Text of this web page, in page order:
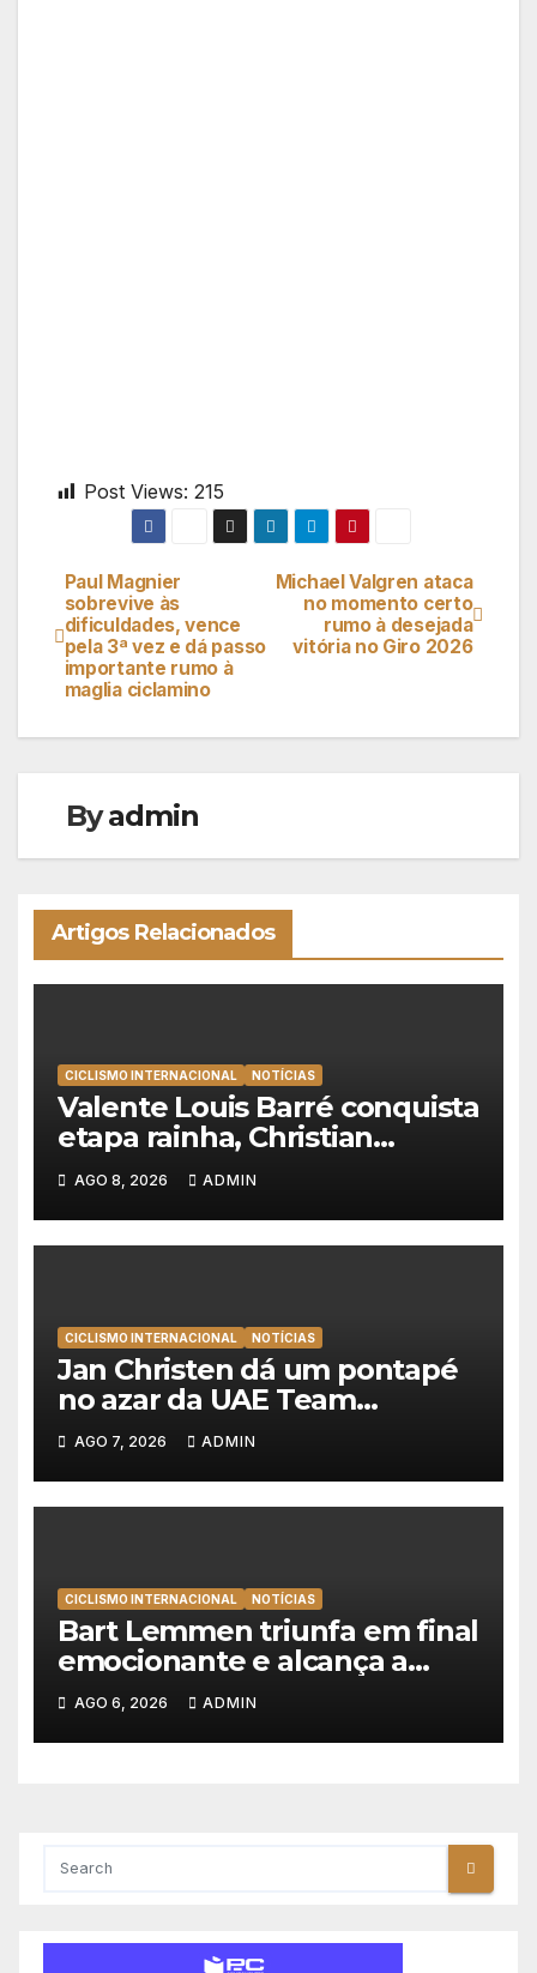
Post Views: 215
Navegação
de
artigos
Michael Valgren ataca
no momento certo
rumo à desejada
vitória no Giro 2026
Paul Magnier
sobrevive às
dificuldades, vence
pela 3ª vez e dá passo
importante rumo à
maglia ciclamino
Byadmin
Artigos Relacionados
CICLISMO INTERNACIONAL NOTÍCIAS
Valente Louis Barré conquista
etapa rainha, Christian
Scaroni é o novo líder da
Volta a Polónia
AGO 8, 2026 ADMIN
CICLISMO INTERNACIONAL NOTÍCIAS
Jan Christen dá um pontapé
no azar da UAE Team
Emirates e vence na Volta a
Polónia
AGO 7, 2026 ADMIN
CICLISMO INTERNACIONAL NOTÍCIAS
Bart Lemmen triunfa em final
emocionante e alcança a
primeira vitória da carreira na
Volta à Polónia
AGO 6, 2026 ADMIN